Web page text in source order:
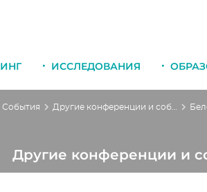
ИССЛЕДОВАНИЯ
События
Другие конференции и